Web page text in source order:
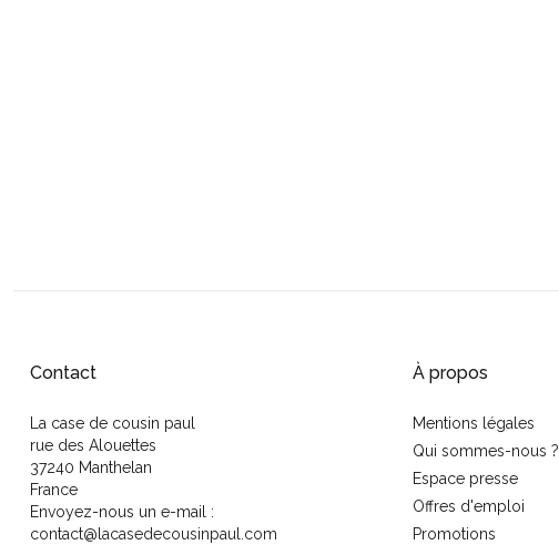
Contact
La case de cousin paul
rue des Alouettes
37240 Manthelan
France
Envoyez-nous un e-mail :
contact@lacasedecousinpaul.com
À propos
Mentions légales
Qui sommes-nous ?
Espace presse
Offres d'emploi
Promotions